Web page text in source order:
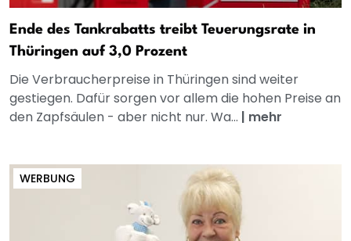
Ende des Tankrabatts treibt Teuerungsrate in
Thüringen auf 3,0 Prozent
Die Verbraucherpreise in Thüringen sind weiter
gestiegen. Dafür sorgen vor allem die hohen Preise an
den Zapfsäulen - aber nicht nur. Wa... | mehr
WERBUNG